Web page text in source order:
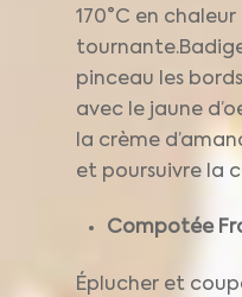
170°C en chaleur
pinceau les
avec le jaune
la crème
et poursuivre la
Compotée
Éplucher et